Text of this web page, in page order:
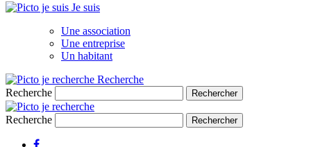
Je suis
Une association
Une entreprise
Un habitant
Recherche
Recherche
Recherche